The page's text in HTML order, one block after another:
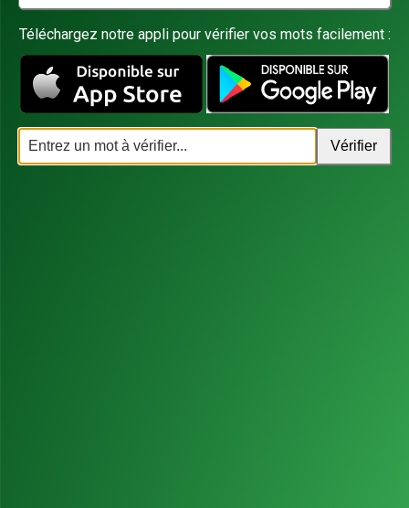
Téléchargez notre appli pour vérifier vos mots facilement :